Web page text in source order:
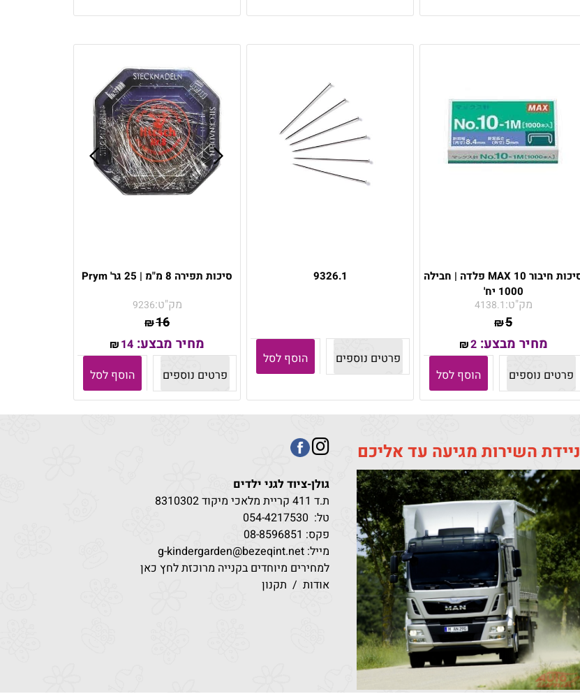
סיכות חיבור MAX 10 פלדה | חבילה
1000 יח'
מק"ט:4138.1
₪5
מחיר מבצע: ₪2
פרטים נוספים
הוסף לסל
9326.1
פרטים נוספים הוסף לסל
סיכות תפירה 8 מ"מ | 25 גר' Prym
מק"ט:9236
₪16
מחיר מבצע: ₪14
פרטים נוספים
הוסף לסל
ניידת השירות מגיעה עד אליכם
גולן-ציוד לגני ילדים
ת.ד 411 קריית מלאכי מיקוד 8310302
טל:
054-4217530
פקס: 08-8596851
מייל: g-kindergarden@bezeqint.net
למחירים מיוחדים בקנייה מרוכזת לחץ כאן
אודות / תקנון